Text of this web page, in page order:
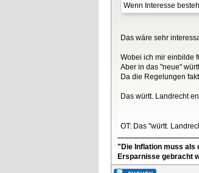
Wenn Interesse
Das wäre sehr
Wobei ich mir einbilde
Aber in das "neue"
Da die Regelungen
Das württ. Landrecht
OT: Das "württ.
"Die Inflation muss als
Ersparnisse gebracht